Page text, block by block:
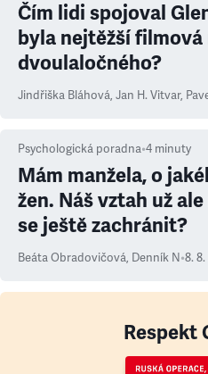
Čím lidi spojoval
byla nejtěžší
dvoulaločného?
Jindřiška Bláhová, Jan H. Vitvar,
Psychologická poradna•4 minuty
Mám manžela, o
žen. Náš vztah už
se ještě zachránit?
Beáta Obradovičová, Denník N•8.
Respekt